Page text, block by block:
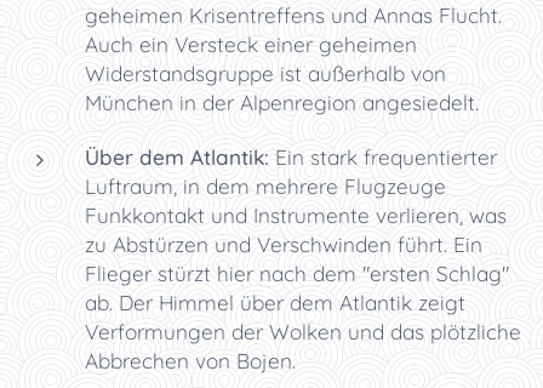
geheimen Krisentreffens und Annas Flucht.
Auch ein Versteck einer geheimen
Widerstandsgruppe ist außerhalb von
München in der Alpenregion angesiedelt.
Über dem Atlantik: Ein stark frequentierter
Luftraum, in dem mehrere Flugzeuge
Funkkontakt und Instrumente verlieren, was
zu Abstürzen und Verschwinden führt. Ein
Flieger stürzt hier nach dem "ersten Schlag"
ab. Der Himmel über dem Atlantik zeigt
Verformungen der Wolken und das plötzliche
Abbrechen von Bojen.